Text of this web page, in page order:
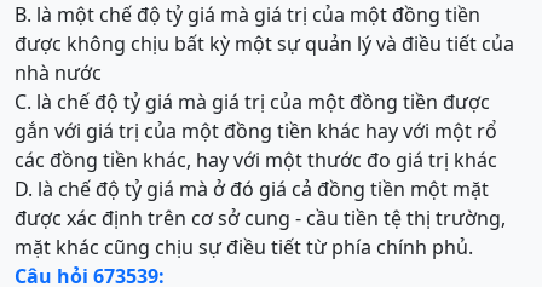
B. là một chế độ tỷ giá mà giá trị của một đồng tiền
được không chịu bất kỳ một sự quản lý và điều tiết của
nhà nước
C. là chế độ tỷ giá mà giá trị của một đồng tiền được
gắn với giá trị của một đồng tiền khác hay với một rổ
các đồng tiền khác, hay với một thước đo giá trị khác
D. là chế độ tỷ giá mà ở đó giá cả đồng tiền một mặt
được xác định trên cơ sở cung - cầu tiền tệ thị trường,
mặt khác cũng chịu sự điều tiết từ phía chính phủ.
Câu hỏi 673539: